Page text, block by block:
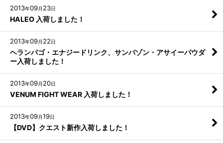
2013年09月 23日
HALEO 入荷しました！
2013年09月 22日
ヘランパゴ・エナジードリンク、サンバゾン・アサイーパウダ
ー入荷しました！
2013年09月 20日
VENUM FIGHT WEAR 入荷しました！
2013年09月19日
【DVD】クエスト新作入荷しました！